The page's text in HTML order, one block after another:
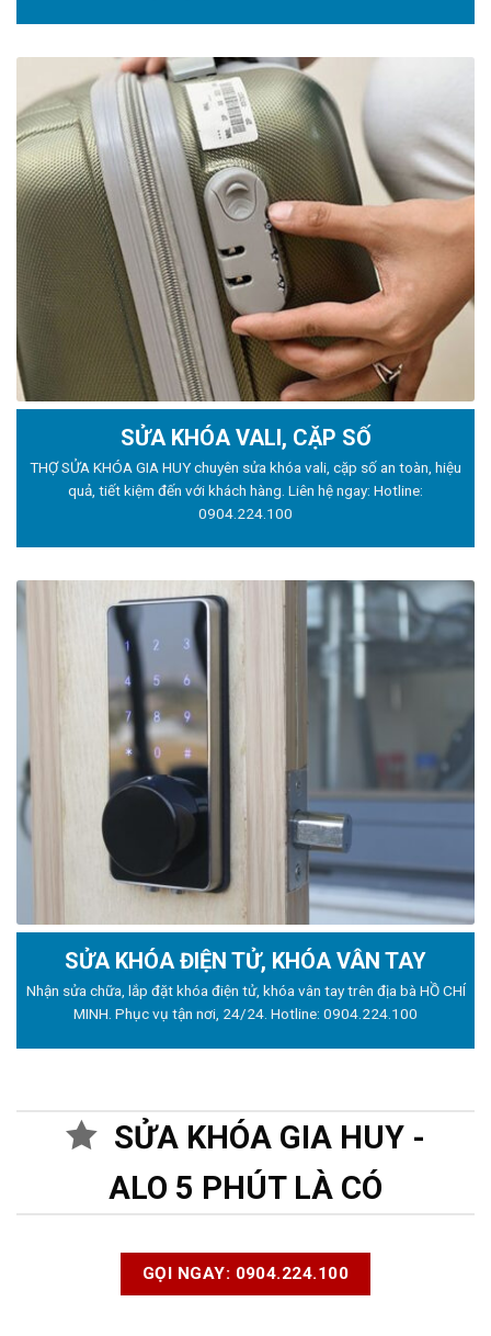
SỬA KHÓA VALI, CẶP SỐ
THỢ SỬA KHÓA GIA HUY chuyên sửa khóa vali, cặp số an toàn, hiệu
quả, tiết kiệm đến với khách hàng. Liên hệ ngay: Hotline:
0904.224.100
SỬA KHÓA ĐIỆN TỬ, KHÓA VÂN TAY
Nhận sửa chữa, lắp đặt khóa điện tử, khóa vân tay trên địa bà HỒ CHÍ
MINH. Phục vụ tận nơi, 24/24. Hotline: 0904.224.100
SỬA KHÓA GIA HUY -
ALO 5 PHÚT LÀ CÓ
GỌI NGAY: 0904.224.100